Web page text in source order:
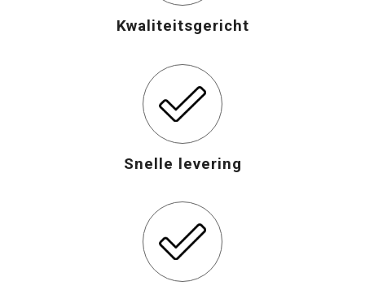
Opvouwbare tassen
Waterbestendige tassen
Katoenen draagtassen
Kwaliteitsgericht
Snelle levering